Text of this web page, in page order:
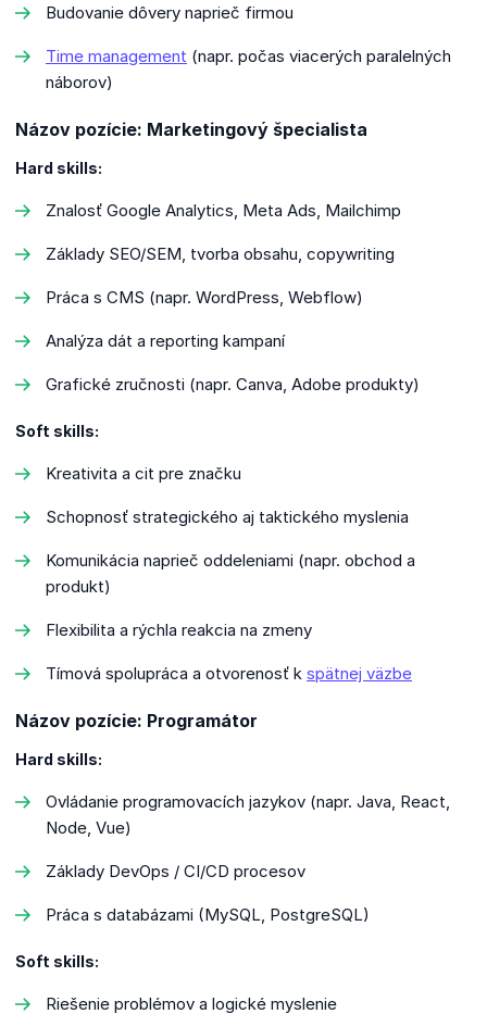
Budovanie dôvery naprieč firmou
Time management (napr. počas viacerých paralelných
náborov)
Názov pozície: Marketingový špecialista
Hard skills:
Znalosť Google Analytics, Meta Ads, Mailchimp
Základy SEO/SEM, tvorba obsahu, copywriting
Práca s CMS (napr. WordPress, Webflow)
Analýza dát a reporting kampaní
Grafické zručnosti (napr. Canva, Adobe produkty)
Soft skills:
Kreativita a cit pre značku
Schopnosť strategického aj taktického myslenia
Komunikácia naprieč oddeleniami (napr. obchod a
produkt)
Flexibilita a rýchla reakcia na zmeny
Tímová spolupráca a otvorenosť k spätnej väzbe
Názov pozície: Programátor
Hard skills:
Ovládanie programovacích jazykov (napr. Java, React,
Node, Vue)
Základy DevOps / CI/CD procesov
Práca s databázami (MySQL, PostgreSQL)
Soft skills:
Riešenie problémov a logické myslenie